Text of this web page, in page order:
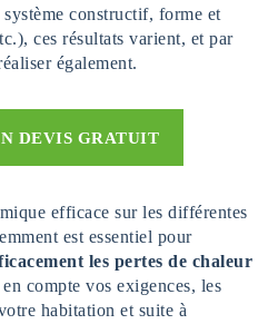
constructif, forme et
ces résultats varient, et par
également.
DEVIS GRATUIT
efficace sur les différentes
est essentiel pour
les pertes de chaleur
compte vos exigences, les
habitation et suite à